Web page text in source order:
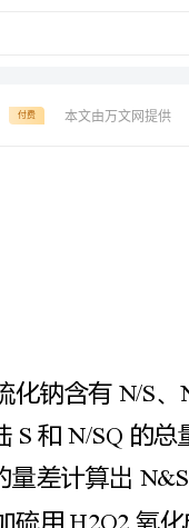
付费 本文由万文网提供
1 原理